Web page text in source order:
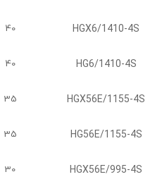
HGX6/1410-4S
40
HG6/1410-4S
40
HGX56E/1155-4S
35
HG56E/1155-4S
35
HGX56E/995-4S
30